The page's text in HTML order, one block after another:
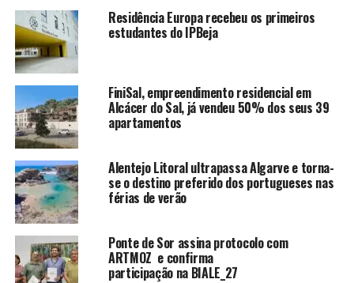
Residência Europa recebeu os primeiros
estudantes do IPBeja
FiniSal, empreendimento residencial em
Alcácer do Sal, já vendeu 50% dos seus 39
apartamentos
Alentejo Litoral ultrapassa Algarve e torna-
se o destino preferido dos portugueses nas
férias de verão
Ponte de Sor assina protocolo com
ARTMOZ e confirma
participação na BIALE_27